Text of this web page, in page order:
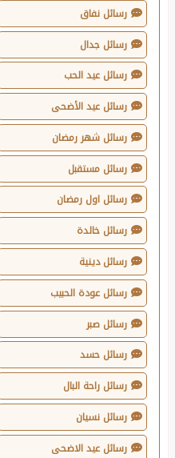
رسائل نفاق
رسائل جدال
رسائل عيد الحب
رسائل عيد الأضحى
رسائل شهر رمضان
رسائل مستقبل
رسائل اول رمضان
رسائل خالدة
رسائل دينية
رسائل عودة الحبيب
رسائل صبر
رسائل حسد
رسائل راحة البال
رسائل نسيان
رسائل عيد الاضحى